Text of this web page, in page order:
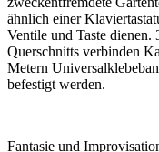
ähnlich einer
Ventile und Taste dienen.
Querschnitts verbinden
Metern
befestigt werden.
Fantasie und